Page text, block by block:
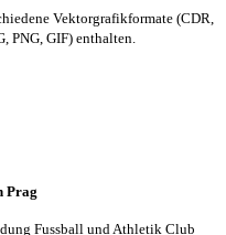
Vektorgrafikformate (CDR,
PNG, GIF) enthalten.
Prag
Fussball und Athletik Club